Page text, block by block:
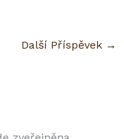
d
Další Příspěvek →